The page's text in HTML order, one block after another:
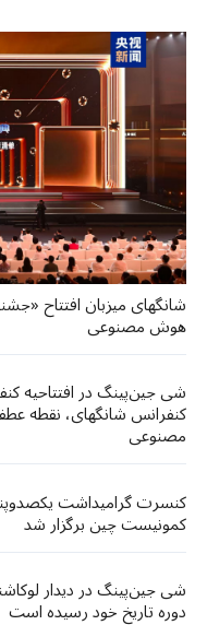
هوش مصنوعی
کنفرانس شانگهای، نقطه
مصنوعی
کنسرت گرامیداشت
کمونیست چین برگزار شد
شی جین‌پینگ در دیدار
دوره تاریخ خود رسیده است